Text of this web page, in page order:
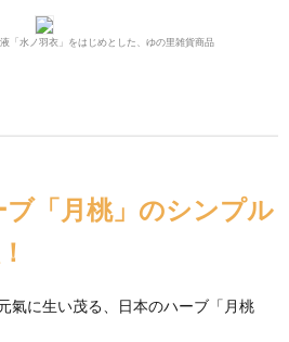
「水ノ羽衣」をはじめとした、ゆの里雑貨商品
「月桃」のシンプル
氣に生い茂る、日本のハーブ「月桃